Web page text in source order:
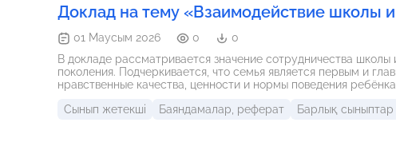
Доклад на тему «Взаимодействие школы
01 Маусым 2026 0
0
В докладе рассматривается значение сотрудничества
поколения. Подчеркивается, что семья является первым и
нравственные качества, ценности и нормы поведения
взаимодействия школы и родителей: родительским
Сынып жетекші Баяндамалар, реферат Барлық сыныптар